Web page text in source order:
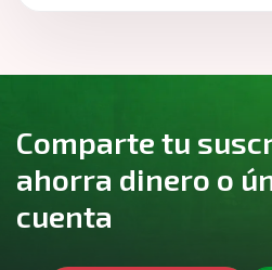
Comparte tu
ahorra dinero o
cuenta